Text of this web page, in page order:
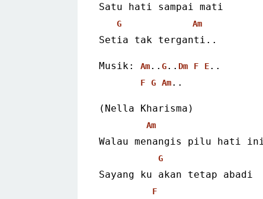
Satu hati sampai mati
G Am
Setia tak terganti..
Musik: Am.. G.. Dm F E..
F G Am..
(Nella Kharisma)
Am
Walau menangis pilu hati ini
G
Sayang ku akan tetap abadi
F